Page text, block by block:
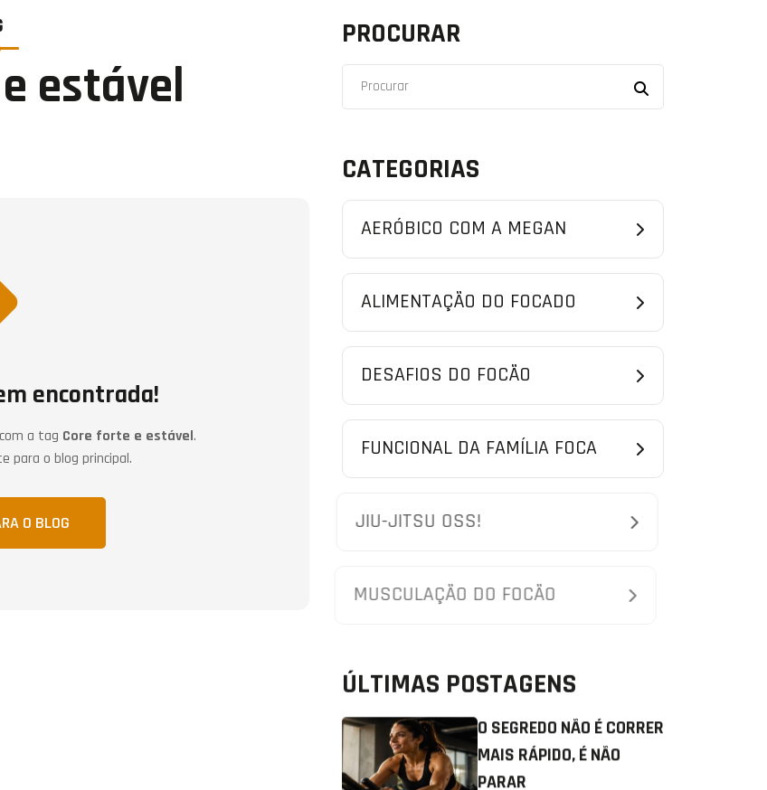
estável
encontrada!
a tag Core forte e estável.
para o blog principal.
O BLOG
PROCURAR
CATEGORIAS
AERÓBICO COM A MEGAN
ALIMENTAÇÃO DO FOCADO
DESAFIOS DO FOCÃO
FUNCIONAL DA FAMÍLIA FOCA
JIU-JITSU OSS!
MUSCULAÇÃO DO FOCÃO
ÚLTIMAS POSTAGENS
O SEGREDO NÃO É CORRER
MAIS RÁPIDO, É NÃO
PARAR